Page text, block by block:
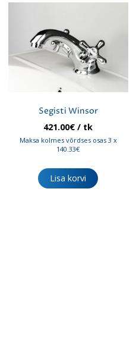
Segisti Winsor
421.00€ / tk
Maksa kolmes võrdses osas 3 x
140.33€
Lisa korvi